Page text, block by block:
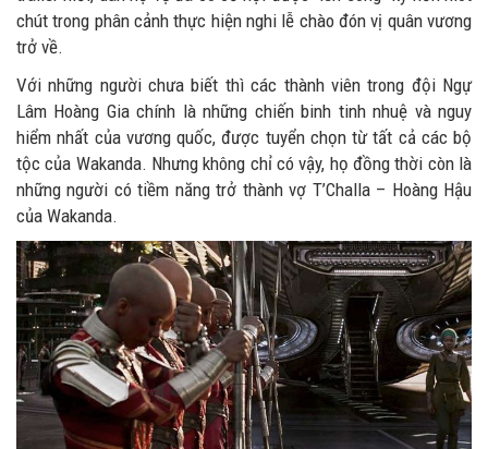
chút trong phân cảnh thực hiện nghi lễ chào đón vị quân vương
trở về.
Với những người chưa biết thì các thành viên trong đội Ngự
Lâm Hoàng Gia chính là những chiến binh tinh nhuệ và nguy
hiểm nhất của vương quốc, được tuyển chọn từ tất cả các bộ
tộc của Wakanda. Nhưng không chỉ có vậy, họ đồng thời còn là
những người có tiềm năng trở thành vợ T’Challa – Hoàng Hậu
của Wakanda.